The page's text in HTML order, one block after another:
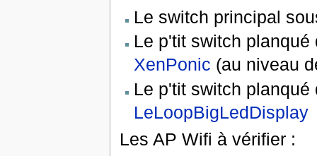
Le switch principal
Le p'tit switch
XenPonic (au niveau
Le p'tit switch
LeLoopBigLedDisplay
Les AP Wifi à vérifier :